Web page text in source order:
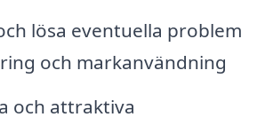
lösa eventuella problem
och markanvändning
och attraktiva